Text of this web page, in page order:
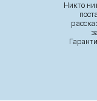
Никто